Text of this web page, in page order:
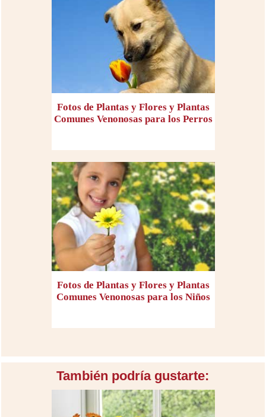
Fotos de Plantas y Flores y Plantas
Comunes Venonosas para los Perros
Fotos de Plantas y Flores y Plantas
Comunes Venonosas para los Niños
También podría gustarte: